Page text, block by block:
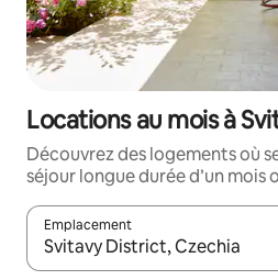
Locations au mois à
Découvrez des logements où
séjour longue durée d’un mois
Emplacement
Quand les résultats sont